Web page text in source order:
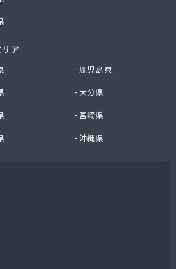
ア
鹿児島県
大分県
宮崎県
沖縄県